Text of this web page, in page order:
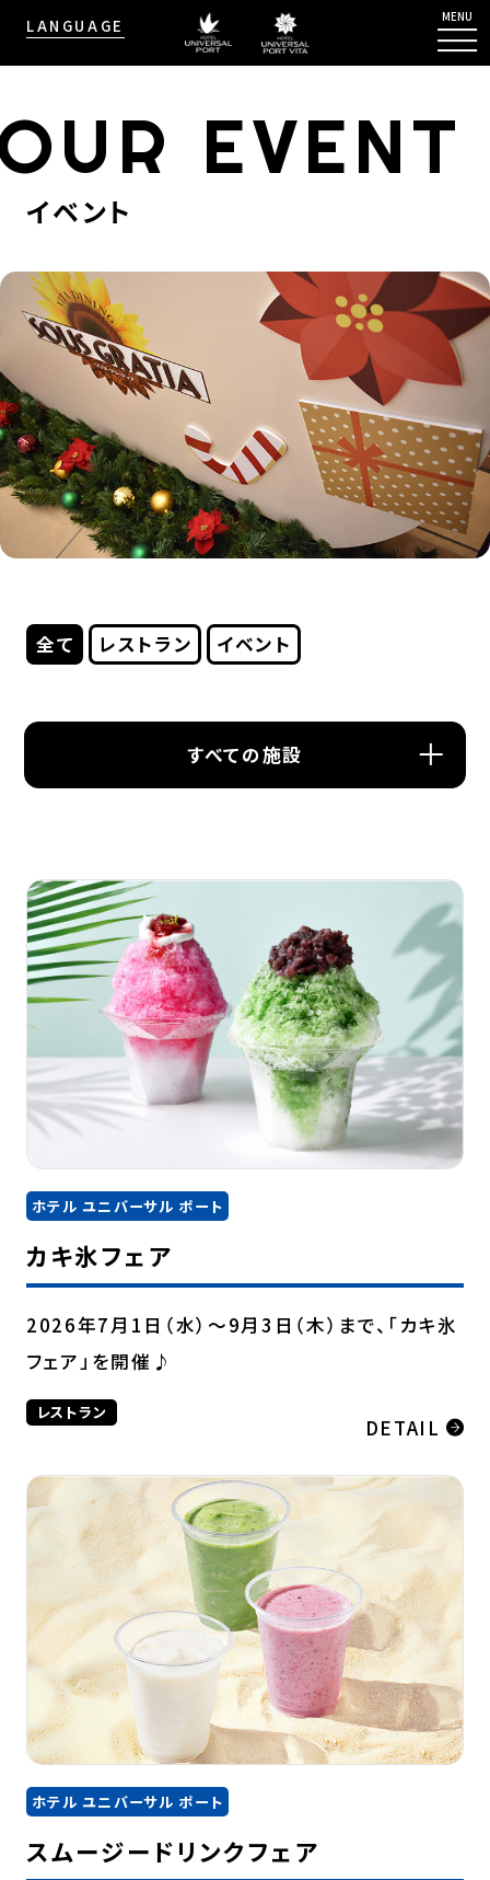
LANGUAGE MENU
EVENT
イベント
全て レストラン イベント
すべての施設
ホテル ユニバーサル ポート
カキ氷フェア
2026年7月1日（水）～9月3日（木）まで、「カキ氷
フェア」を開催♪
レストラン
DETAIL
ホテル ユニバーサル ポート
スムージードリンクフェア